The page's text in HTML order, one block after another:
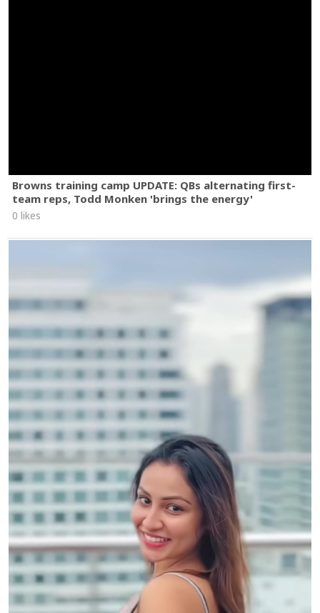
Browns training camp UPDATE: QBs alternating first-
team reps, Todd Monken 'brings the energy'
0 likes